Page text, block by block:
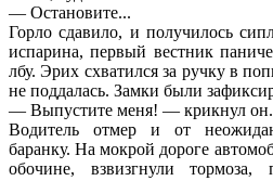
— Остановите...
Горло сдавило, и получилось
испарина, первый вестник
лбу. Эрих схватился за ручку в
не поддалась. Замки были
— Выпустите меня! — крикнул он.
Водитель отмер и от
баранку. На мокрой дороге
обочине, взвизгнули